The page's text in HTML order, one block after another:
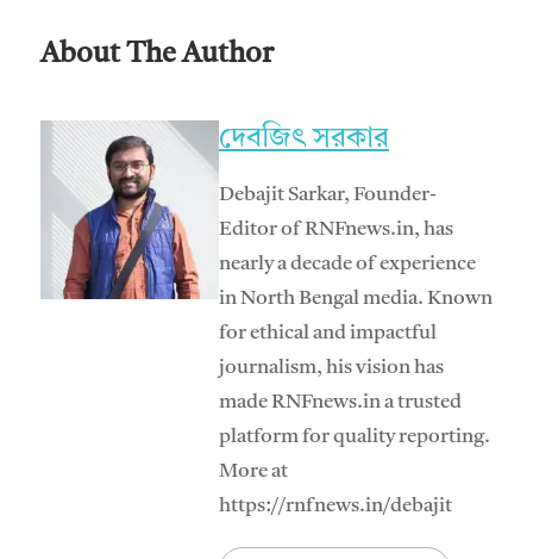
About The Author
দেবজিৎ সরকার
Debajit Sarkar, Founder-
Editor of RNFnews.in, has
nearly a decade of experience
in North Bengal media. Known
for ethical and impactful
journalism, his vision has
made RNFnews.in a trusted
platform for quality reporting.
More at
https://rnfnews.in/debajit